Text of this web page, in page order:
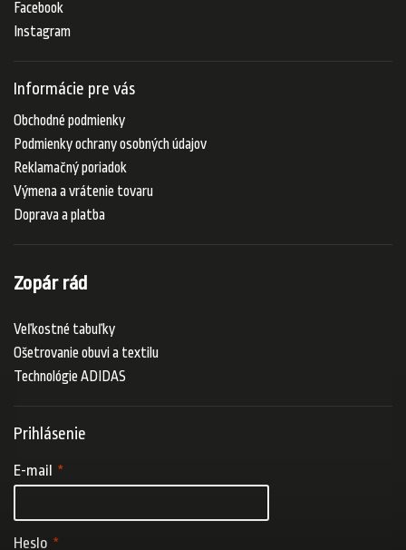
Facebook
Instagram
Informácie pre vás
Obchodné podmienky
Podmienky ochrany osobných údajov
Reklamačný poriadok
Výmena a vrátenie tovaru
Doprava a platba
Zopár rád
Veľkostné tabuľky
Ošetrovanie obuvi a textilu
Technológie ADIDAS
Prihlásenie
E-mail
Heslo